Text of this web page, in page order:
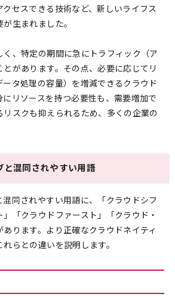
セスできる技術など、新しいライフス
生まれました。
く、特定の期間に急にトラフィック（ア
があります。その点、必要に応じてリ
ータ処理の容量）を増減できるクラウド
リソースを持つ必要性も、需要増加で
リスクも抑えられるため、多くの企業の
と混同されやすい用語
同されやすい用語に、「クラウドシフ
」「クラウドファースト」「クラウド・
ります。より正確なクラウドネイティ
らとの違いを説明します。